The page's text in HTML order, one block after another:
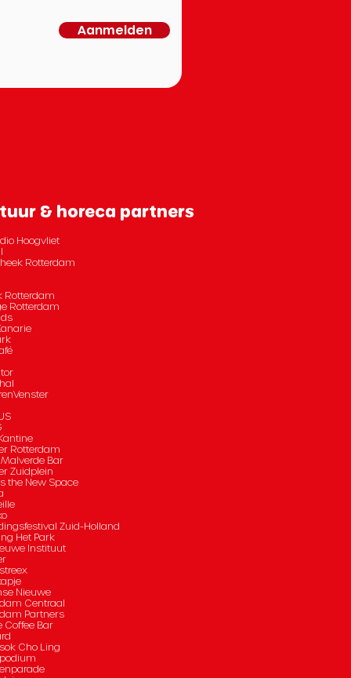
Aanmelden
& horeca partners
Hoogvliet
Rotterdam
Rotterdam
Rotterdam
Rotterdam
Malverde Bar
Zuidplein
the New Space
Zuid-Holland
Het Park
Instituut
Nieuwe
Centraal
Partners
Coffee Bar
Cho Ling